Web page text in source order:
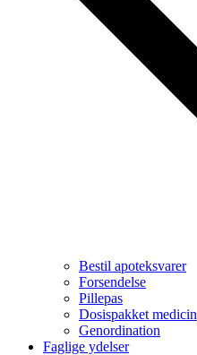
Bestil apoteksvarer
Forsendelse
Pillepas
Dosispakket medicin
Genordination
Faglige ydelser